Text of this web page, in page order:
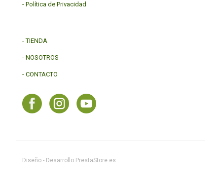
- Política de Privacidad
-TIENDA
- NOSOTROS
- CONTACTO
Diseño - Desarrollo PrestaStore.es